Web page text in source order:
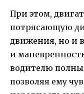
При этом,
потрясающую
движения, но и
и
водителю
позволяя ему